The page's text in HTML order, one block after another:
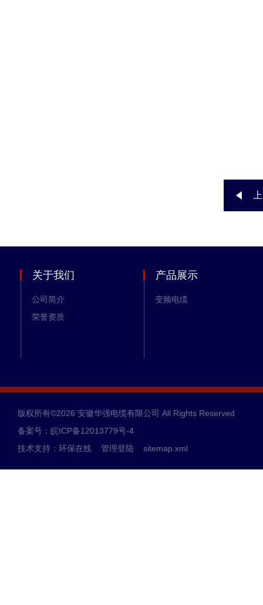
关于我们
公司简介
荣誉资质
产品展示
变频电缆
版权所有©2026 安徽华强电缆有限公司 All Rights Reserved
备案号：皖ICP备12013779号-4
技术支持： 环保在线 管理登陆 sitemap.xml